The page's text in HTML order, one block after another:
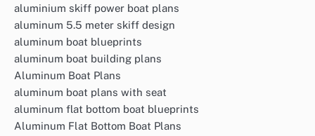
aluminium skiff power boat plans
aluminum 5.5 meter skiff design
aluminum boat blueprints
aluminum boat building plans
Aluminum Boat Plans
aluminum boat plans with seat
aluminum flat bottom boat blueprints
Aluminum Flat Bottom Boat Plans